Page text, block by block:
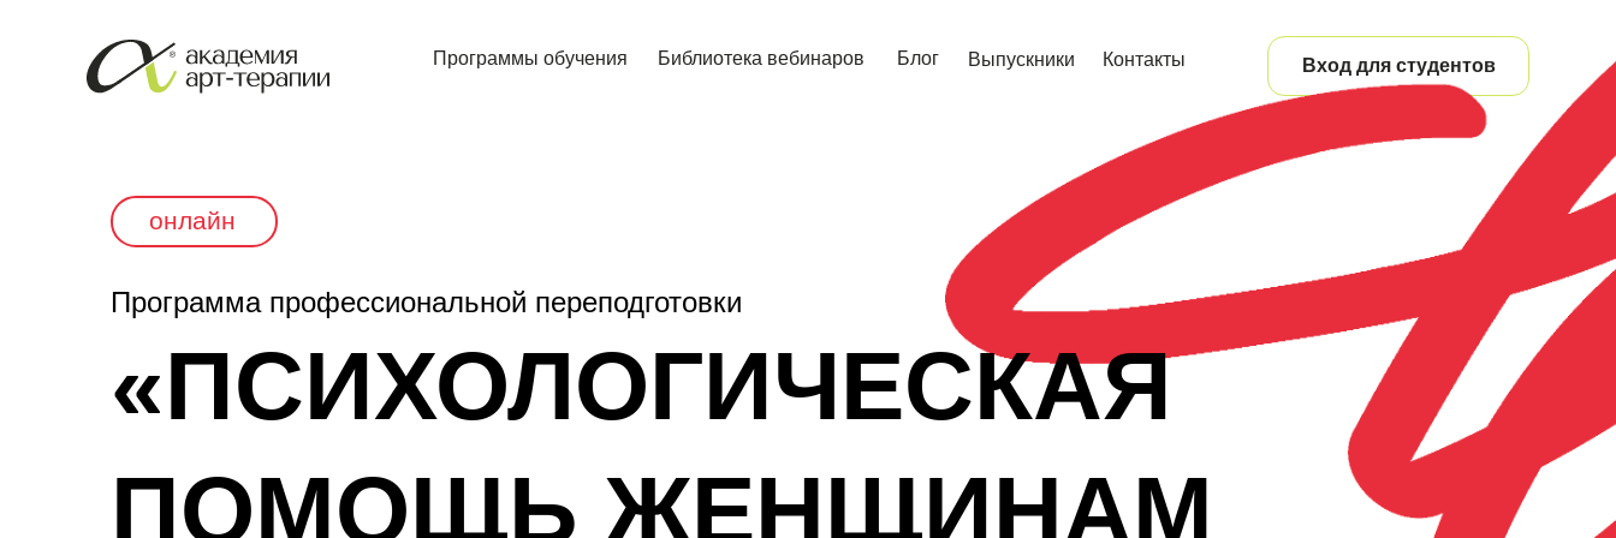
Вход для студентов
Программы обучения Блог Выпускники Контакты
Библиотека вебинаров
«ПСИХОЛОГИЧЕСКАЯ
ПОМОЩЬ ЖЕНЩИНАМ
онлайн
Программа профессиональной переподготовки